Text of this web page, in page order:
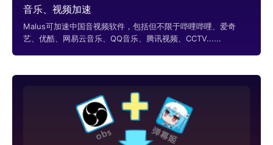
音乐、视频加速
Malus可加速中国音视频软件，包括但不限于哔哩哔哩、爱奇
艺、优酷、网易云音乐、QQ音乐、腾讯视频、CCTV......